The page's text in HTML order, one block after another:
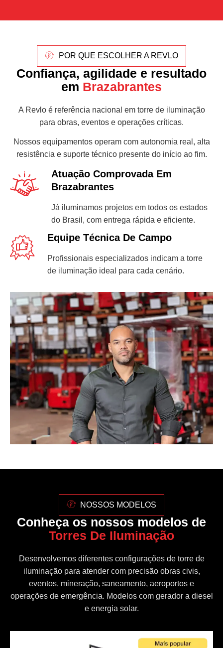
POR QUE ESCOLHER A REVLO
Confiança, agilidade e resultado
em Brazabrantes
A Revlo é referência nacional em torre de iluminação
para obras, eventos e operações críticas.
Nossos equipamentos operam com autonomia real, alta
resistência e suporte técnico presente do início ao fim.
Atuação Comprovada Em
Brazabrantes
Já iluminamos projetos em todos os estados
do Brasil, com entrega rápida e eficiente.
Equipe Técnica De Campo
Profissionais especializados indicam a torre
de iluminação ideal para cada cenário.
NOSSOS MODELOS
Conheça os nossos modelos de
Torres De Iluminação
Desenvolvemos diferentes configurações de torre de
iluminação para atender com precisão obras civis,
eventos, mineração, saneamento, aeroportos e
operações de emergência. Modelos com gerador a diesel
e energia solar.